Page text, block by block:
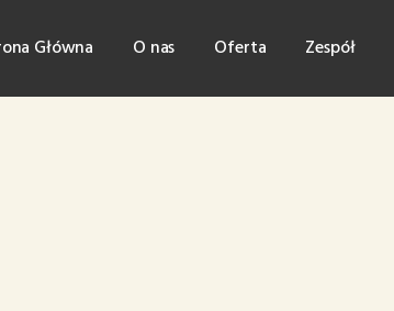
Główna O nas Oferta Zespół